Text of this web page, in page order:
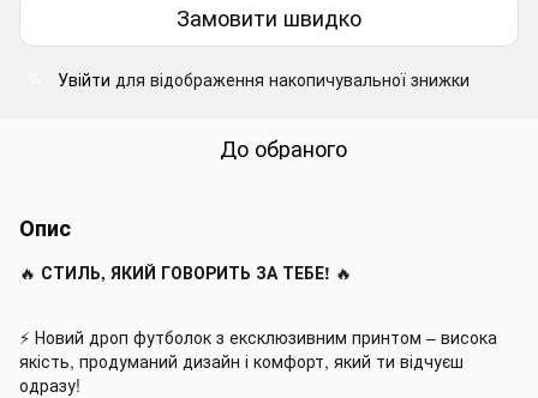
Замовити швидко
Увійти для відображення накопичувальної знижки
До обраного
Опис
🔥 СТИЛЬ, ЯКИЙ ГОВОРИТЬ ЗА ТЕБЕ! 🔥
⚡️ Новий дроп футболок з ексклюзивним принтом – висока
якість, продуманий дизайн і комфорт, який ти відчуєш
одразу!